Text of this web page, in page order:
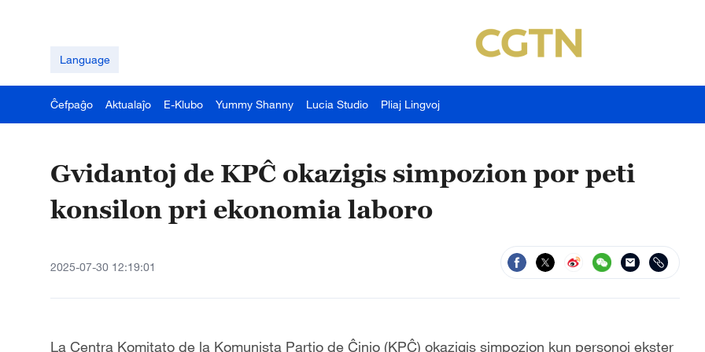
Language
Ĉefpaĝo Aktualaĵo E-Klubo Yummy Shanny Lucia Studio Pliaj Lingvoj
Gvidantoj de KPĈ okazigis simpozion por peti
konsilon pri ekonomia laboro
2025-07-30 12:19:01
La Centra Komitato de la Komunista Partio de Ĉinio (KPĈ) okazigis simpozion kun personoj ekster